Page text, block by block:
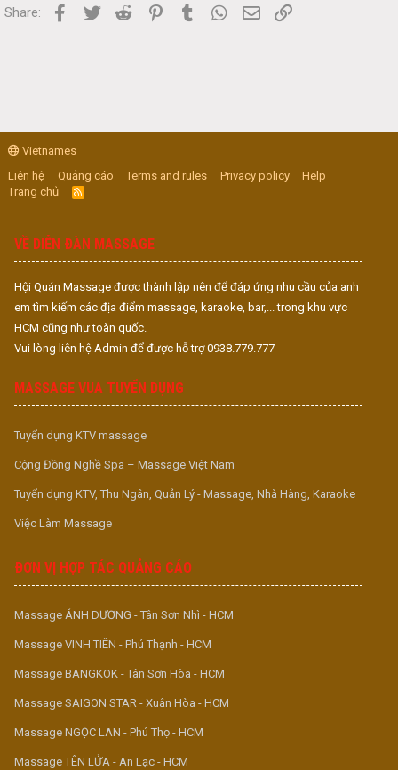
Share: Facebook
Twitter Reddit PinterestTumblr WhatsApp
Email
Vietnames
Liên hệ
Quảng cáo Terms and rules Privacy policy
Help
Trang chủ
R
S
VỀ DIỄN ĐÀN MASSAGE
Hội Quán Massage được thành lập nên để đáp ứng nhu cầu của anh
em tìm kiếm các địa điểm massage, karaoke, bar,... trong khu vực
HCM cũng như toàn quốc.
Vui lòng liên hệ Admin để được hỗ trợ 0938.779.777
MASSAGE VUA TUYỂN DỤNG
Tuyển dụng KTV massage
Cộng Đồng Nghề Spa – Massage Việt Nam
Tuyển dụng KTV, Thu Ngân, Quản Lý - Massage, Nhà Hàng, Karaoke
Việc Làm Massage
ĐƠN VỊ HỢP TÁC QUẢNG CÁO
Massage ÁNH DƯƠNG - Tân Sơn Nhì - HCM
Massage VINH TIÊN - Phú Thạnh - HCM
Massage BANGKOK - Tân Sơn Hòa - HCM
Massage SAIGON STAR - Xuân Hòa - HCM
Massage NGỌC LAN - Phú Thọ - HCM
Massage TÊN LỬA - An Lạc - HCM